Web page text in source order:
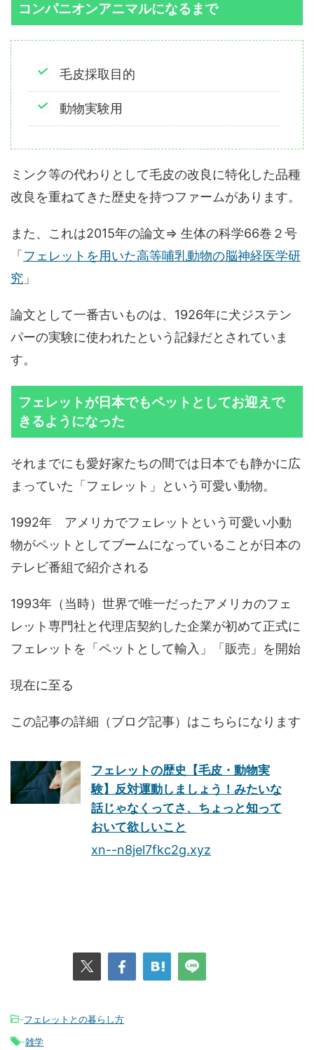
コンパニオンアニマルになるまで
毛皮採取目的
動物実験用
ミンク等の代わりとして毛皮の改良に特化した品種
改良を重ねてきた歴史を持つファームがあります。
また、これは2015年の論文⇒ 生体の科学66巻２号
「 フェレットを用いた高等哺乳動物の脳神経医学研
究 」
論文として一番古いものは、1926年に犬ジステン
パーの実験に使われたという記録だとされていま
す。
フェレットが日本でもペットとしてお迎えで
きるようになった
それまでにも愛好家たちの間では日本でも静かに広
まっていた「フェレット」という可愛い動物。
1992年 アメリカでフェレットという可愛い小動
物がペットとしてブームになっていることが日本の
テレビ番組で紹介される
1993年（当時）世界で唯一だったアメリカのフェ
レット専門社と代理店契約した企業が初めて正式に
フェレットを「ペットとして輸入」「販売」を開始
現在に至る
この記事の詳細（ブログ記事）はこちらになります
フェレットの歴史【毛皮・動物実
験】反対運動しましょう！みたいな
話じゃなくってさ、ちょっと知って
おいて欲しいこと
xn--n8jel7fkc2g.xyz
-フェレットとの暮らし方
-雑学